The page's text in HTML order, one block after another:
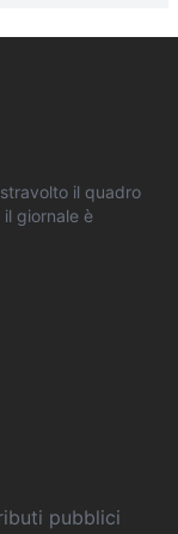
il quadro
giornale è
pubblici